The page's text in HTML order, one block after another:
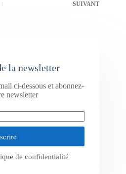
SUIVANT
la newsletter
ci-dessous et abonnez-
newsletter
de confidentialité